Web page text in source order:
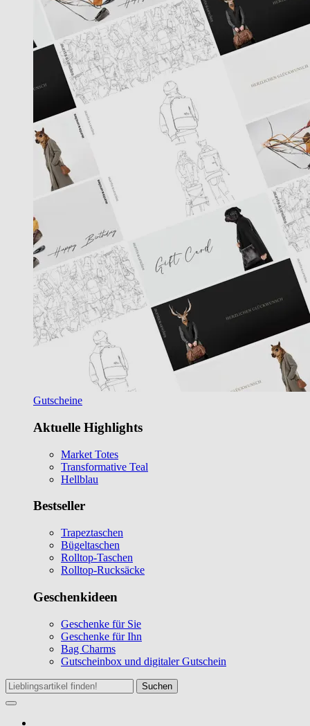
Gutscheine
Aktuelle Highlights
Market Totes
Transformative Teal
Hellblau
Bestseller
Trapeztaschen
Bügeltaschen
Rolltop-Taschen
Rolltop-Rucksäcke
Geschenkideen
Geschenke für Sie
Geschenke für Ihn
Bag Charms
Gutscheinbox und digitaler Gutschein
Suchen